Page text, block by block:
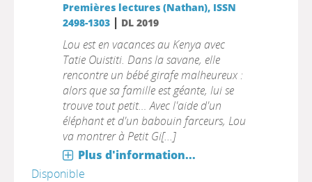
Premières lectures (Nathan), ISSN
2498-1303| DL 2019
Lou est en vacances au Kenya avec
Tatie Ouistiti. Dans la savane, elle
rencontre un bébé girafe malheureux :
alors que sa famille est géante, lui se
trouve tout petit… Avec l'aide d'un
éléphant et d'un babouin farceurs, Lou
va montrer à Petit Gi[...]
Plus d'information...
Disponible